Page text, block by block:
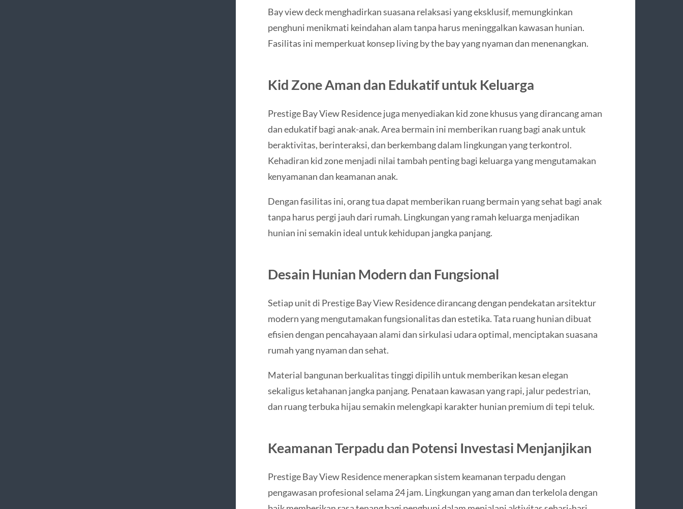
Bay view deck menghadirkan suasana relaksasi yang eksklusif, memungkinkan
penghuni menikmati keindahan alam tanpa harus meninggalkan kawasan hunian.
Fasilitas ini memperkuat konsep living by the bay yang nyaman dan menenangkan.
Kid Zone Aman dan Edukatif untuk Keluarga
Prestige Bay View Residence juga menyediakan kid zone khusus yang dirancang aman
dan edukatif bagi anak-anak. Area bermain ini memberikan ruang bagi anak untuk
beraktivitas, berinteraksi, dan berkembang dalam lingkungan yang terkontrol.
Kehadiran kid zone menjadi nilai tambah penting bagi keluarga yang mengutamakan
kenyamanan dan keamanan anak.
Dengan fasilitas ini, orang tua dapat memberikan ruang bermain yang sehat bagi anak
tanpa harus pergi jauh dari rumah. Lingkungan yang ramah keluarga menjadikan
hunian ini semakin ideal untuk kehidupan jangka panjang.
Desain Hunian Modern dan Fungsional
Setiap unit di Prestige Bay View Residence dirancang dengan pendekatan arsitektur
modern yang mengutamakan fungsionalitas dan estetika. Tata ruang hunian dibuat
efisien dengan pencahayaan alami dan sirkulasi udara optimal, menciptakan suasana
rumah yang nyaman dan sehat.
Material bangunan berkualitas tinggi dipilih untuk memberikan kesan elegan
sekaligus ketahanan jangka panjang. Penataan kawasan yang rapi, jalur pedestrian,
dan ruang terbuka hijau semakin melengkapi karakter hunian premium di tepi teluk.
Keamanan Terpadu dan Potensi Investasi Menjanjikan
Prestige Bay View Residence menerapkan sistem keamanan terpadu dengan
pengawasan profesional selama 24 jam. Lingkungan yang aman dan terkelola dengan